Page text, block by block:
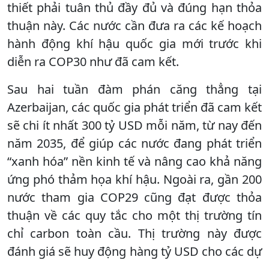
thiết phải tuân thủ đầy đủ và đúng hạn thỏa
thuận này. Các nước cần đưa ra các kế hoạch
hành động khí hậu quốc gia mới trước khi
diễn ra COP30 như đã cam kết.
Sau hai tuần đàm phán căng thẳng tại
Azerbaijan, các quốc gia phát triển đã cam kết
sẽ chi ít nhất 300 tỷ USD mỗi năm, từ nay đến
năm 2035, để giúp các nước đang phát triển
“xanh hóa” nền kinh tế và nâng cao khả năng
ứng phó thảm họa khí hậu. Ngoài ra, gần 200
nước tham gia COP29 cũng đạt được thỏa
thuận về các quy tắc cho một thị trường tín
chỉ carbon toàn cầu. Thị trường này được
đánh giá sẽ huy động hàng tỷ USD cho các dự